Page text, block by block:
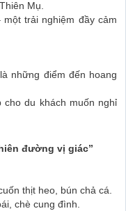
Mụ.
trải nghiệm đầy cảm
những điểm đến hoang
du khách muốn nghỉ
đường vị giác”
thịt heo, bún chả cá.
chè cung đình.